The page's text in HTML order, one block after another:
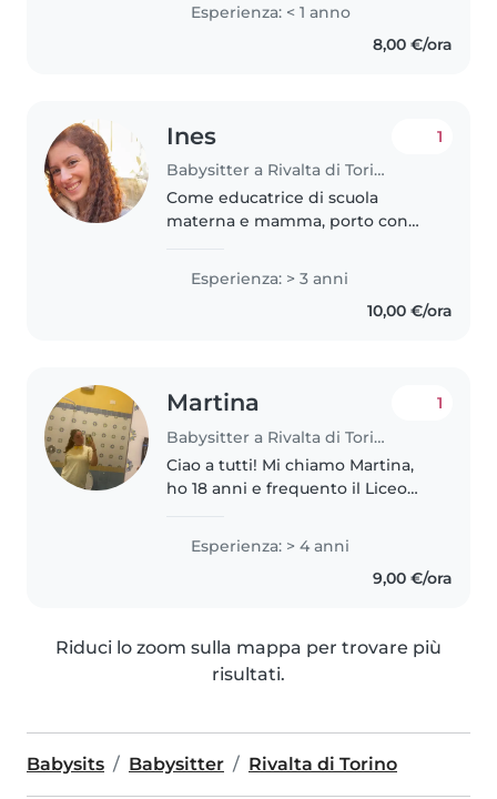
precisione e senso di
responsabilità, valori che porto
Esperienza: < 1 anno
8,00 €/ora
Ines
Babysitter a Rivalta di Torino
1
Come educatrice di scuola
materna e mamma, porto con
cura di neonati, bambini piccoli e
bambini in età prescolare. Sono
specializzata nel supportare i..
Esperienza: > 3 anni
10,00 €/ora
Martina
Babysitter a Rivalta di Torino
1
Ciao a tutti! Mi chiamo Martina,
ho 18 anni e frequento il Liceo
ragazza solare, energica e con
una grande passione per il
Esperienza: > 4 anni
9,00 €/ora
Riduci lo zoom sulla mappa per trovare più
risultati.
Babysits Babysitter Rivalta di Torino